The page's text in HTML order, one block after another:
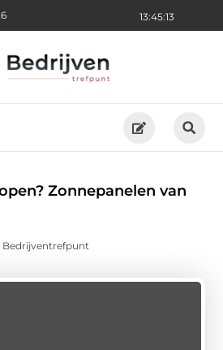
13:45:14
Zonnepanelen van
Bedrijventrefpunt